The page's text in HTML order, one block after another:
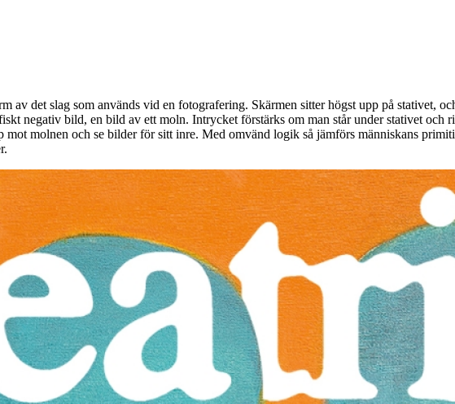
av det slag som används vid en fotografering. Skärmen sitter högst upp på stativet,
negativ bild, en bild av ett moln. Intrycket förstärks om man står under stativet och
mot molnen och se bilder för sitt inre. Med omvänd logik så jämförs människans